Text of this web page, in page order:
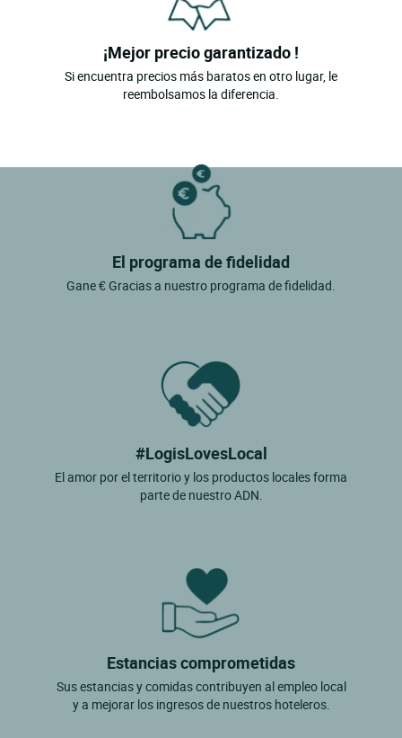
¡Mejor precio garantizado !
Si encuentra precios más baratos en otro lugar, le
reembolsamos la diferencia.
El programa de fidelidad
Gane € Gracias a nuestro programa de fidelidad.
#LogisLovesLocal
El amor por el territorio y los productos locales forma
parte de nuestro ADN.
Estancias comprometidas
Sus estancias y comidas contribuyen al empleo local
y a mejorar los ingresos de nuestros hoteleros.